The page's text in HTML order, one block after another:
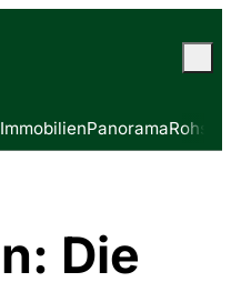
ImmobilienPanorama
Die